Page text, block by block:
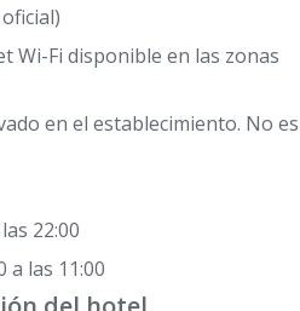
Wi-Fi disponible en las zonas
en el establecimiento. No es
22:00
a las 11:00